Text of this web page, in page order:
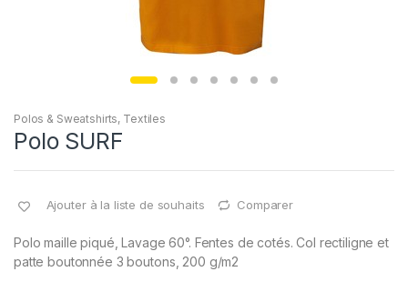
Polos & Sweatshirts, Textiles
Polo SURF
Ajouter à la liste de souhaits Comparer
Polo maille piqué, Lavage 60°. Fentes de cotés. Col rectiligne et
patte boutonnée 3 boutons, 200 g/m2